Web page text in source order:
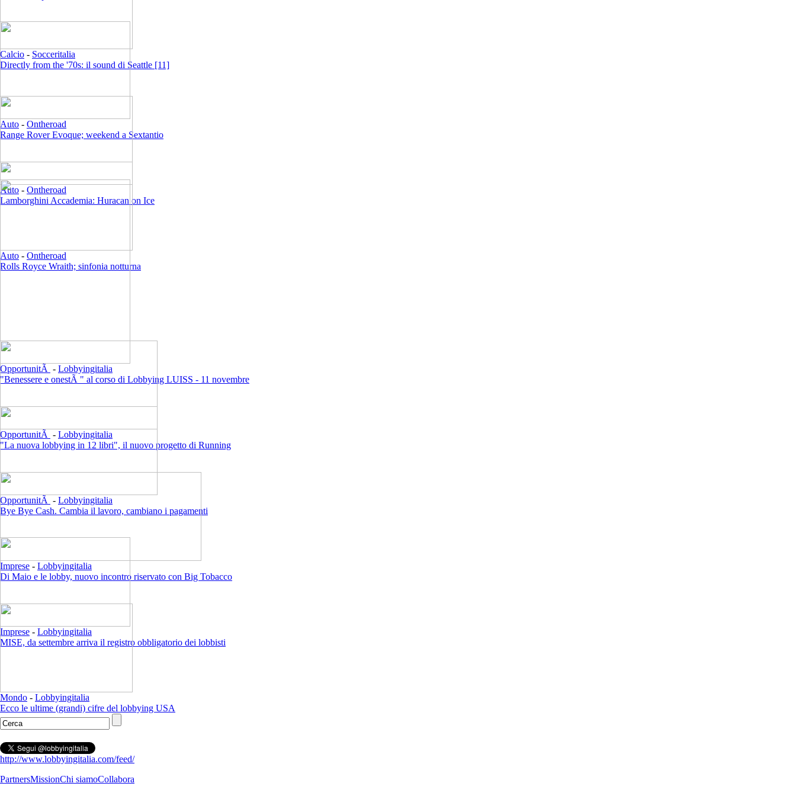
Calcio - Socceritalia
Directly from the '70s: il sound di Seattle [11]
Auto - Ontheroad
Range Rover Evoque; weekend a Sextantio
Auto - Ontheroad
Lamborghini Accademia: Huracan on Ice
Auto - Ontheroad
Rolls Royce Wraith; sinfonia notturna
OpportunitÃ - Lobbyingitalia
"Benessere e onestÃ " al corso di Lobbying LUISS - 11 novembre
OpportunitÃ - Lobbyingitalia
"La nuova lobbying in 12 libri", il nuovo progetto di Running
OpportunitÃ - Lobbyingitalia
Bye Bye Cash. Cambia il lavoro, cambiano i pagamenti
Imprese - Lobbyingitalia
Di Maio e le lobby, nuovo incontro riservato con Big Tobacco
Imprese - Lobbyingitalia
MISE, da settembre arriva il registro obbligatorio dei lobbisti
Mondo - Lobbyingitalia
Ecco le ultime (grandi) cifre del lobbying USA
http://www.lobbyingitalia.com/feed/
PartnersMissionChi siamoCollabora